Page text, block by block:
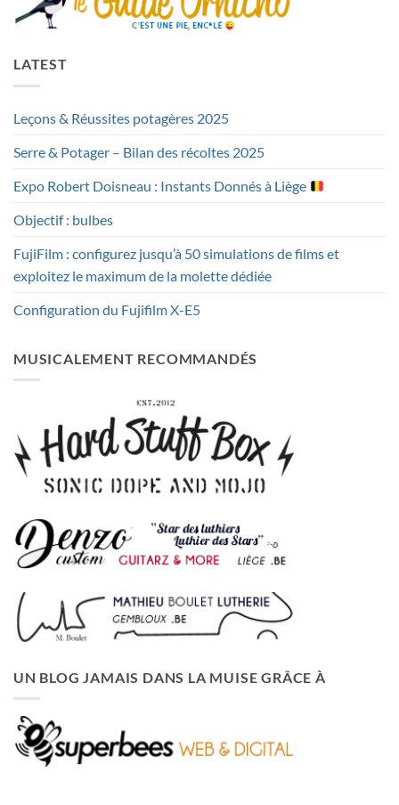
LATEST
Leçons & Réussites potagères 2025
Serre & Potager – Bilan des récoltes 2025
Expo Robert Doisneau : Instants Donnés à Liège
Objectif : bulbes
FujiFilm : configurez jusqu’à 50 simulations de films et
exploitez le maximum de la molette dédiée
Configuration du Fujifilm X-E5
MUSICALEMENT RECOMMANDÉS
UN BLOG JAMAIS DANS LA MUISE GRÂCE À